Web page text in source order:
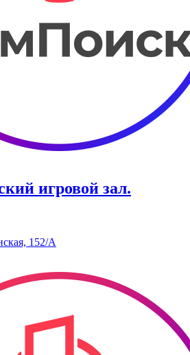
игровой зал.
152/А